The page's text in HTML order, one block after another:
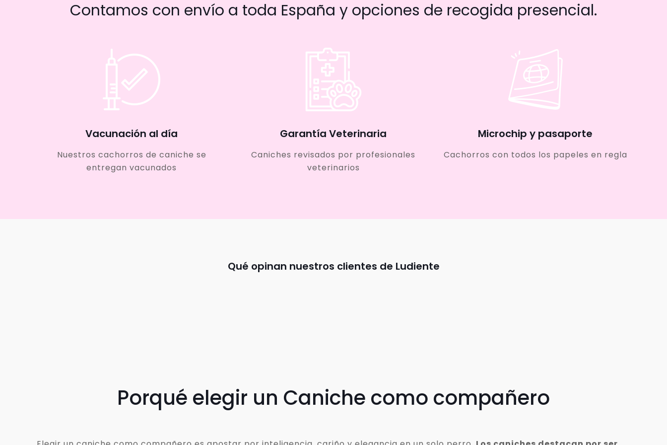
Contamos con envío a toda España y opciones de recogida presencial.
Vacunación al día
Nuestros cachorros de caniche se
entregan vacunados
Garantía Veterinaria
Caniches revisados por profesionales
veterinarios
Microchip y pasaporte
Cachorros con todos los papeles en regla
Qué opinan nuestros clientes de Ludiente
Porqué elegir un Caniche como compañero